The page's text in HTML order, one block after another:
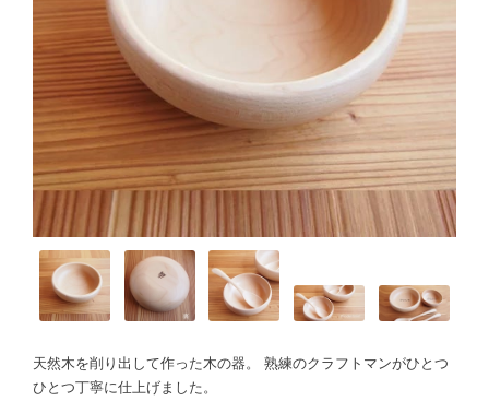
天然木を削り出して作った木の器。 熟練のクラフトマンがひとつ
ひとつ丁寧に仕上げました。